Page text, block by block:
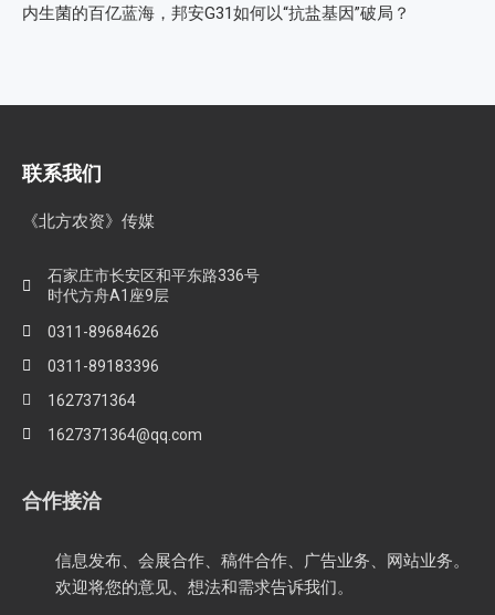
内生菌的百亿蓝海，邦安G31如何以“抗盐基因”破局？
联系我们
《北方农资》传媒
石家庄市长安区和平东路336号
时代方舟A1座9层
0311-89684626
0311-89183396
1627371364
1627371364@qq.com
合作接洽
信息发布、会展合作、稿件合作、广告业务、网站业务。
欢迎将您的意见、想法和需求告诉我们。